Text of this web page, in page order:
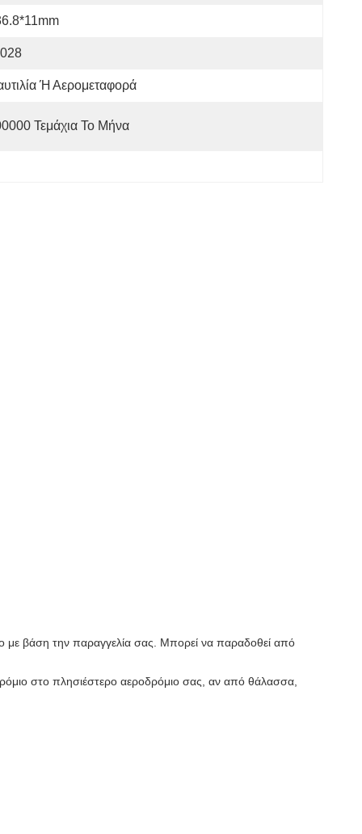
Ή Αερομεταφορά
Τεμάχια Το Μήνα
με βάση την παραγγελία σας. Μπορεί να παραδοθεί από
στο πλησιέστερο αεροδρόμιο σας, αν από θάλασσα,